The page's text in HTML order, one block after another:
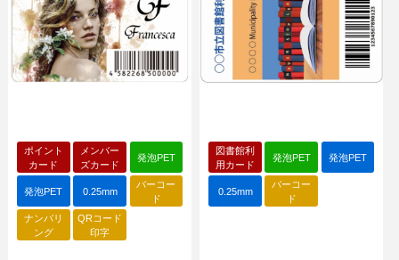
ポイント
カード
メンバー
ズカード
発泡PET
発泡PET 0.25mm
バーコー
ド
ナンバリ
ング
QRコード
印字
図書館利
用カード
発泡PET 発泡PET
0.25mm
バーコー
ド